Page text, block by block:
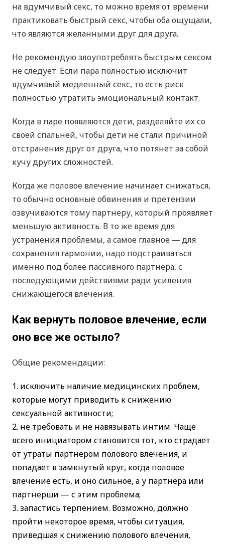
на вдумчивый cекс, то можно время от времени
практиковать быстрый секс, чтобы оба ощущали,
что являются желанными друг для друга.
Не рекомендую злоупотреблять быстрым сексом
не следует. Если пара полностью исключит
вдумчивый медленный секс, то есть риск
полностью утратить эмоциональный контакт.
Когда в паре появляются дети, разделяйте их со
своей спальней, чтобы дети не стали причиной
отстранения друг от друга, что потянет за собой
кучу других сложностей.
Когда же половое влечение начинает снижаться,
то обычно основные обвинения и претензии
озвучиваются тому партнеру, который проявляет
меньшую активность. В то же время для
устранения проблемы, а самое главное ― для
сохранения гармонии, надо подстраиваться
именно под более пассивного партнера, с
последующими действиями ради усиления
снижающегося влечения.
Как вернуть половое влечение, если
оно все же остыло?
Общие рекомендации:
исключить наличие медицинских проблем,
которые могут приводить к снижению
сексуальной активности;
не требовать и не навязывать интим. Чаще
всего инициатором становится тот, кто страдает
от утраты партнером полового влечения, и
попадает в замкнутый круг, когда половое
влечение есть, и оно сильное, а у партнера или
партнерши — с этим проблема;
запастись терпением. Возможно, должно
пройти некоторое время, чтобы ситуация,
приведшая к снижению полового влечения,